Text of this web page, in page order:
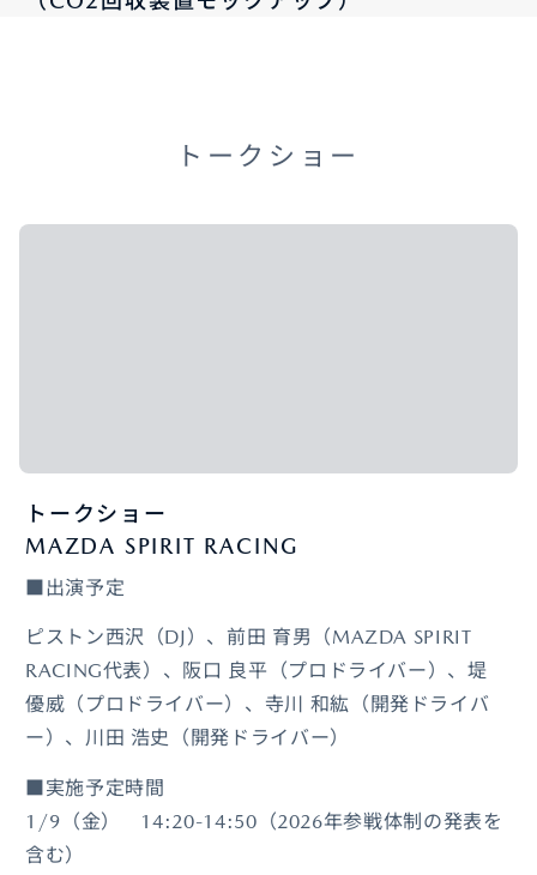
トークショー
トークショー
MAZDA SPIRIT RACING
■出演予定
ピストン西沢（DJ）、前田 育男（MAZDA SPIRIT
RACING代表）、阪口 良平（プロドライバー）、堤
優威（プロドライバー）、寺川 和紘（開発ドライバ
ー）、川田 浩史（開発ドライバー）
■実施予定時間
1/9（金） 14:20-14:50（2026年参戦体制の発表を
含む）